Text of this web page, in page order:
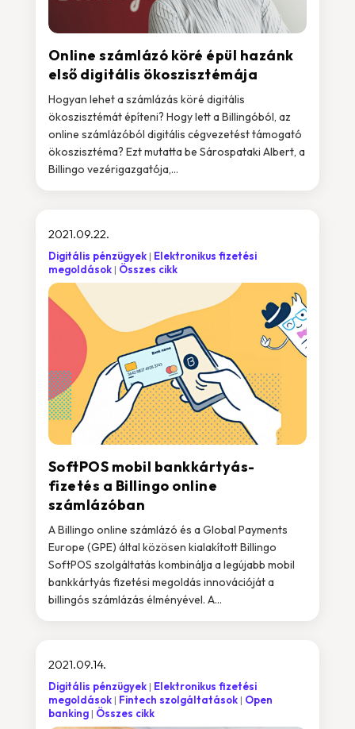
Online számlázó köré épül hazánk
első digitális ökoszisztémája
Hogyan lehet a számlázás köré digitális
ökoszisztémát építeni? Hogy lett a Billingóból, az
online számlázóból digitális cégvezetést támogató
ökoszisztéma? Ezt mutatta be Sárospataki Albert, a
Billingo vezérigazgatója,...
SoftPOS mobil bankkártyás-
fizetés a Billingo online
számlázóban
2021.09.22.
Digitális pénzügyek
Elektronikus fizetési
megoldások
Összes cikk
A Billingo online számlázó és a Global Payments
Europe (GPE) által közösen kialakított Billingo
SoftPOS szolgáltatás kombinálja a legújabb mobil
bankkártyás fizetési megoldás innovációját a
billingós számlázás élményével. A...
2021.09.14.
Digitális pénzügyek
Elektronikus fizetési
megoldások
Fintech szolgáltatások
Open
banking
Összes cikk